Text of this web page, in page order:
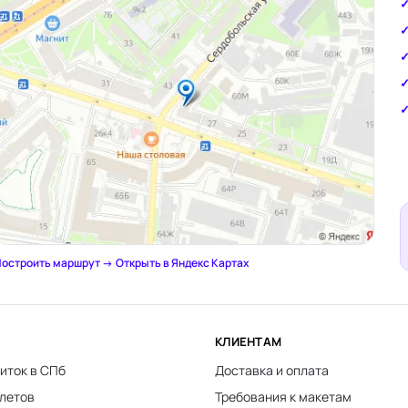
маршрут →·Открыть в Яндекс Картах
в СПб
КЛИЕНТАМ
Доставка и оплата
Требования к макетам